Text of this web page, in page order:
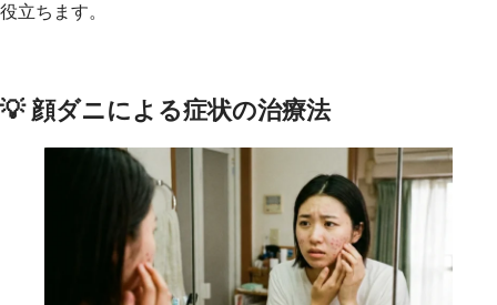
役立ちます。
💡 顔ダニによる症状の治療法